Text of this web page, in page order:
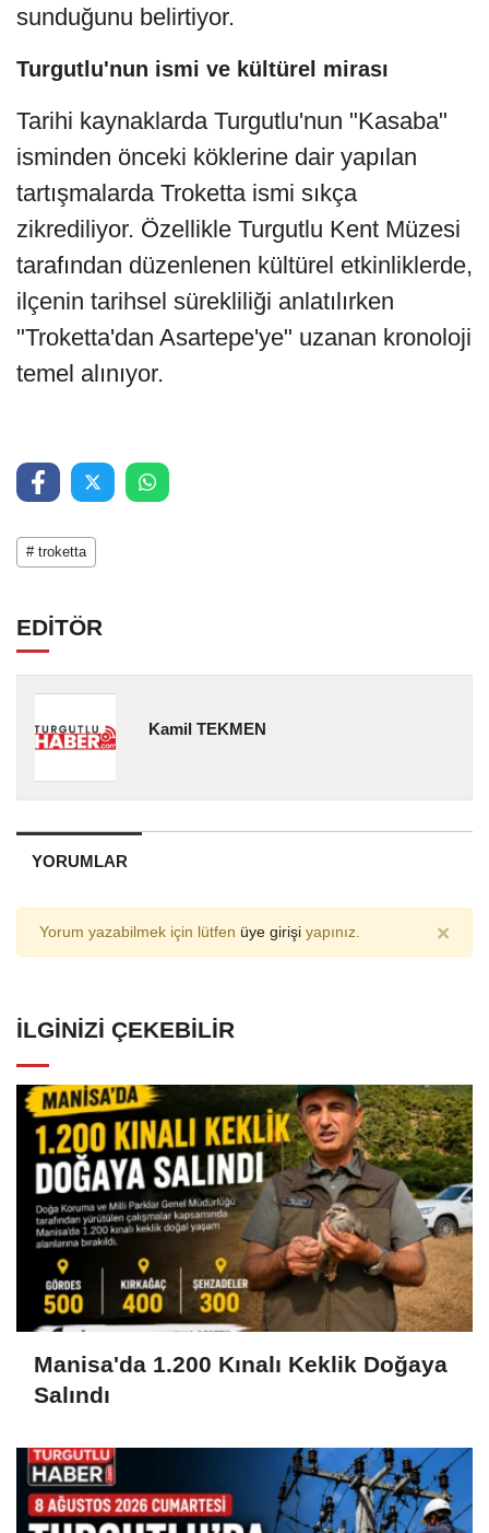
sunduğunu belirtiyor.
Turgutlu'nun ismi ve kültürel mirası
Tarihi kaynaklarda Turgutlu'nun "Kasaba"
isminden önceki köklerine dair yapılan
tartışmalarda Troketta ismi sıkça
zikrediliyor. Özellikle Turgutlu Kent Müzesi
tarafından düzenlenen kültürel etkinliklerde,
ilçenin tarihsel sürekliliği anlatılırken
"Troketta'dan Asartepe'ye" uzanan kronoloji
temel alınıyor.
# troketta
EDİTÖR
Kamil TEKMEN
YORUMLAR
Yorum yazabilmek için lütfen üye girişi yapınız. ×
İLGINIZI ÇEKEBILIR
Manisa'da 1.200 Kınalı Keklik Doğaya
Salındı